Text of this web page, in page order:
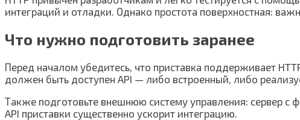
интеграций и отладки. Однако простота поверхностная:
Что нужно подготовить заранее
Перед началом убедитесь, что приставка поддерживает
должен быть доступен API — либо встроенный, либо
Также подготовьте внешнюю систему управления: сервер
API приставки существенно ускорит интеграцию.